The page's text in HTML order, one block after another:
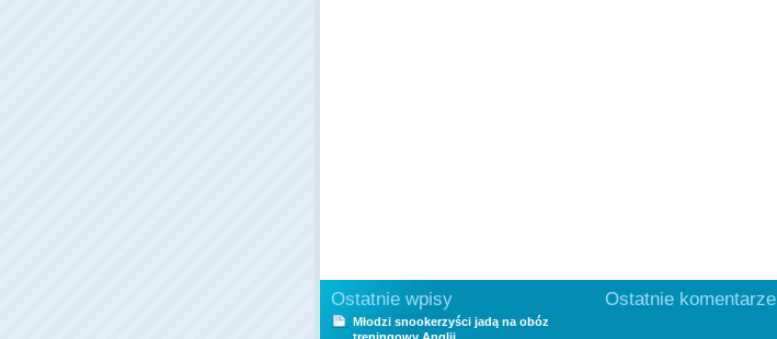
Ostatnie wpisy
Młodzi snookerzyści jadą na obóz
treningowy Anglii
Ostatnie komentarze